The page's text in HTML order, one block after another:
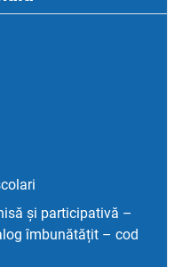
și participativă –
îmbunătățit – cod